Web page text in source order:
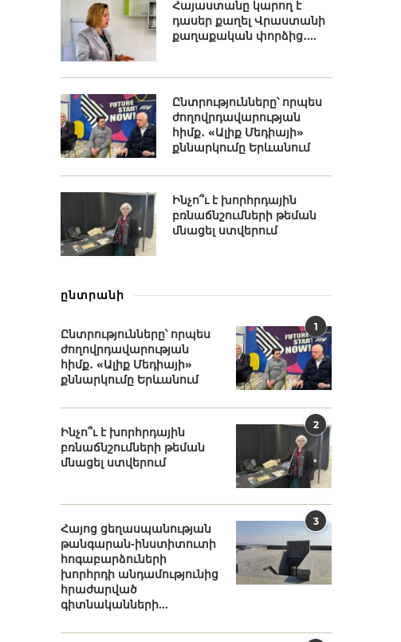
Հայաստանը կարող է
դասեր քաղել Վրաստանի
քաղաքական փորձից․...
Ընտրությունները՝ որպես
ժողովրդավարության
հիմք․ «Ալիք Մեդիայի»
քննարկումը Երևանում
Ինչո՞ւ է խորհրդային
բռնաճնշումների թեման
մնացել ստվերում
ընտրանի
1
Ընտրությունները՝ որպես
ժողովրդավարության
հիմք․ «Ալիք Մեդիայի»
քննարկումը Երևանում
2
Ինչո՞ւ է խորհրդային
բռնաճնշումների թեման
մնացել ստվերում
3
Հայոց ցեղասպանության
թանգարան-ինստիտուտի
հոգաբարձուների
խորհրդի անդամությունից
հրաժարված
գիտնականների...